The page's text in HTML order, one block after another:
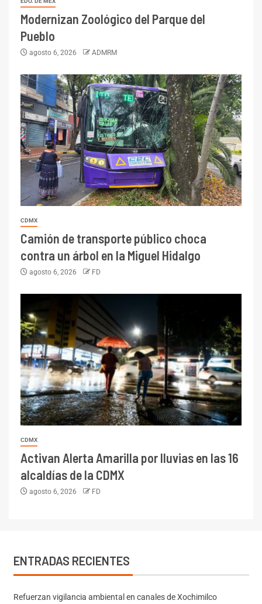
Modernizan Zoológico del Parque del
Pueblo
agosto 6, 2026 ADMRM
CDMX
Camión de transporte público choca
contra un árbol en la Miguel Hidalgo
agosto 6, 2026 FD
CDMX
Activan Alerta Amarilla por lluvias en las 16
alcaldías de la CDMX
agosto 6, 2026 FD
ENTRADAS RECIENTES
Refuerzan vigilancia ambiental en canales de Xochimilco